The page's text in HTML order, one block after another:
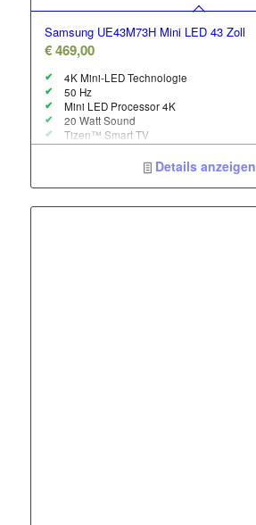
Samsung UE43M73H Mini LED 43 Zoll
€469,00
4K Mini-LED Technologie
50 Hz
Mini LED Processor 4K
20 Watt Sound
Tizen™ Smart TV
Single Tuner // DVB-T2CS2
Details anzeigen